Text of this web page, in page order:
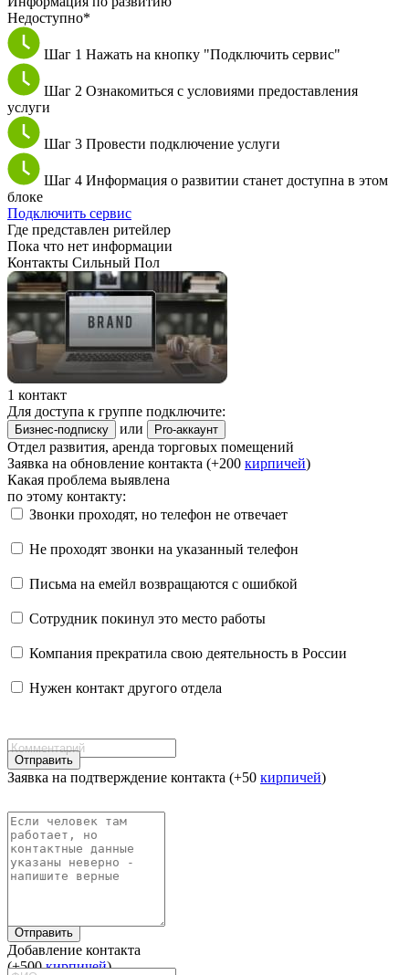
Недоступно*
Шаг 1 Нажать на кнопку "Подключить сервис"
Шаг 2 Ознакомиться с условиями предоставления
услуги
Шаг 3 Провести подключение услуги
Шаг 4 Информация о развитии станет доступна в этом
блоке
Подключить сервис
Где представлен ритейлер
Пока что нет информации
Контакты Сильный Пол
1 контакт
Для доступа к группе подключите:
Бизнес-подписку или Pro-аккаунт
Отдел развития, аренда торговых помещений
Заявка на обновление контакта (+200 кирпичей)
Какая проблема выявлена
по этому контакту:
Звонки проходят, но телефон не отвечает
Не проходят звонки на указанный телефон
Письма на емейл возвращаются с ошибкой
Сотрудник покинул это место работы
Компания прекратила свою деятельность в России
Нужен контакт другого отдела
Отправить
Заявка на подтверждение контакта (+50 кирпичей)
Отправить
Добавление контакта
(+500кирпичей)